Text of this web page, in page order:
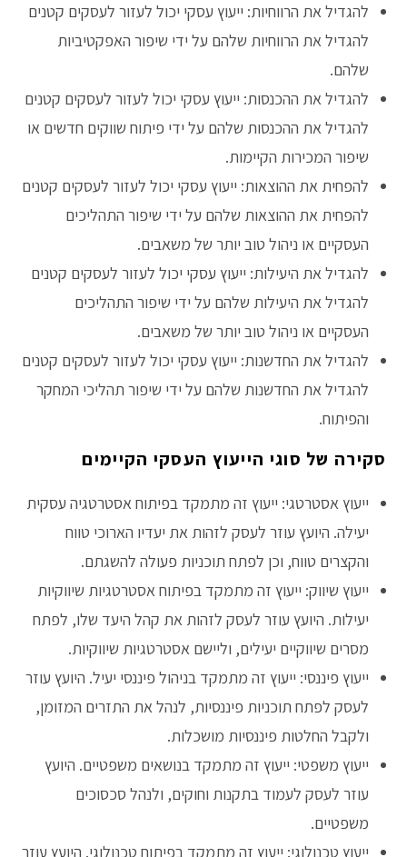
להגדיל את הרווחיות: ייעוץ עסקי יכול לעזור לעסקים קטנים
להגדיל את הרווחיות שלהם על ידי שיפור האפקטיביות
שלהם.
להגדיל את ההכנסות: ייעוץ עסקי יכול לעזור לעסקים קטנים
להגדיל את ההכנסות שלהם על ידי פיתוח שווקים חדשים או
שיפור המכירות הקיימות.
להפחית את ההוצאות: ייעוץ עסקי יכול לעזור לעסקים קטנים
להפחית את ההוצאות שלהם על ידי שיפור התהליכים
העסקיים או ניהול טוב יותר של משאבים.
להגדיל את היעילות: ייעוץ עסקי יכול לעזור לעסקים קטנים
להגדיל את היעילות שלהם על ידי שיפור התהליכים
העסקיים או ניהול טוב יותר של משאבים.
להגדיל את החדשנות: ייעוץ עסקי יכול לעזור לעסקים קטנים
להגדיל את החדשנות שלהם על ידי שיפור תהליכי המחקר
והפיתוח.
סקירה של סוגי הייעוץ העסקי הקיימים
ייעוץ אסטרטגי: ייעוץ זה מתמקד בפיתוח אסטרטגיה עסקית
יעילה. היועץ עוזר לעסק לזהות את יעדיו הארוכי טווח
והקצרים טווח, וכן לפתח תוכניות פעולה להשגתם.
ייעוץ שיווק: ייעוץ זה מתמקד בפיתוח אסטרטגיות שיווקיות
יעילות. היועץ עוזר לעסק לזהות את קהל היעד שלו, לפתח
מסרים שיווקיים יעילים, וליישם אסטרטגיות שיווקיות.
ייעוץ פיננסי: ייעוץ זה מתמקד בניהול פיננסי יעיל. היועץ עוזר
לעסק לפתח תוכניות פיננסיות, לנהל את התזרים המזומן,
ולקבל החלטות פיננסיות מושכלות.
ייעוץ משפטי: ייעוץ זה מתמקד בנושאים משפטיים. היועץ
עוזר לעסק לעמוד בתקנות וחוקים, ולנהל סכסוכים
משפטיים.
ייעוץ טכנולוגי: ייעוץ זה מתמקד בפיתוח טכנולוגי. היועץ עוזר